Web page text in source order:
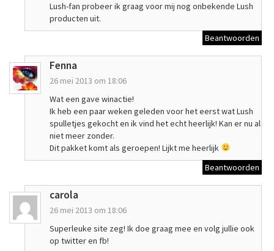
Lush-fan probeer ik graag voor mij nog onbekende Lush
producten uit.
Beantwoorden
Fenna
26 mei 2013 om 18:06
Wat een gave winactie!
Ik heb een paar weken geleden voor het eerst wat Lush
spulletjes gekocht en ik vind het echt heerlijk! Kan er nu al
niet meer zonder.
Dit pakket komt als geroepen! Lijkt me heerlijk
Beantwoorden
carola
26 mei 2013 om 18:06
Superleuke site zeg! Ik doe graag mee en volg jullie ook
op twitter en fb!